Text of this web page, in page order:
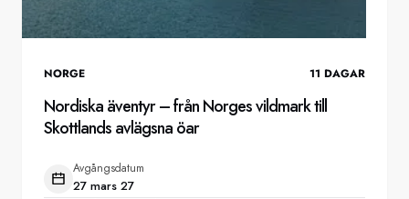
NORGE 11 DAGAR
Nordiska äventyr – från Norges vildmark till
Skottlands avlägsna öar
Avgångsdatum
27 mars 27